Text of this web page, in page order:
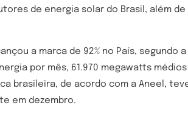
de energia solar do Brasil, além
a marca de 92% no País, segundo a
por mês, 61.970 megawatts
brasileira, de acordo com a Aneel,
em dezembro.